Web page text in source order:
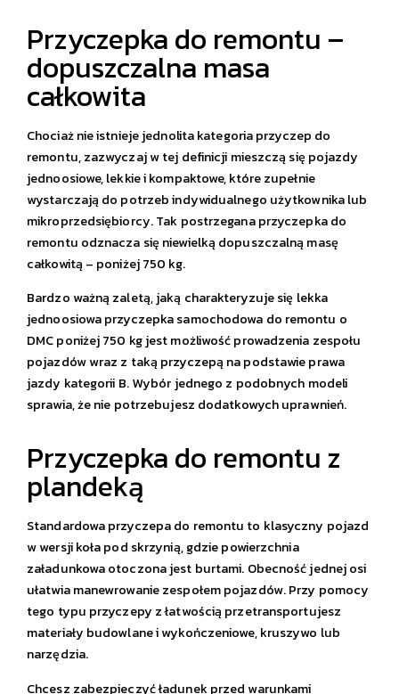
Przyczepka do remontu –
dopuszczalna masa
całkowita
Chociaż nie istnieje jednolita kategoria przyczep do
remontu, zazwyczaj w tej definicji mieszczą się pojazdy
jednoosiowe, lekkie i kompaktowe, które zupełnie
wystarczają do potrzeb indywidualnego użytkownika lub
mikroprzedsiębiorcy. Tak postrzegana przyczepka do
remontu odznacza się niewielką dopuszczalną masę
całkowitą – poniżej 750 kg.
Bardzo ważną zaletą, jaką charakteryzuje się lekka
jednoosiowa przyczepka samochodowa do remontu o
DMC poniżej 750 kg jest możliwość prowadzenia zespołu
pojazdów wraz z taką przyczepą na podstawie prawa
jazdy kategorii B. Wybór jednego z podobnych modeli
sprawia, że nie potrzebujesz dodatkowych uprawnień.
Przyczepka do remontu z
plandeką
Standardowa przyczepa do remontu to klasyczny pojazd
w wersji koła pod skrzynią, gdzie powierzchnia
załadunkowa otoczona jest burtami. Obecność jednej osi
ułatwia manewrowanie zespołem pojazdów. Przy pomocy
tego typu przyczepy z łatwością przetransportujesz
materiały budowlane i wykończeniowe, kruszywo lub
narzędzia.
Chcesz zabezpieczyć ładunek przed warunkami